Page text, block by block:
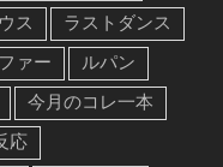
ス
ラストダンス
ァー
ルパン
今月のコレ一本
応